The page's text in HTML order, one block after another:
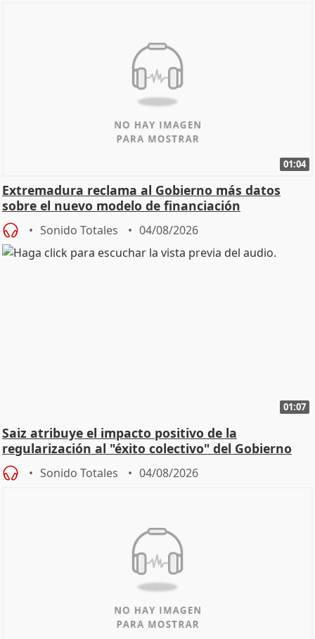
01:04
Extremadura reclama al Gobierno más datos
sobre el nuevo modelo de financiación
Sonido Totales 04/08/2026
01:07
Saiz atribuye el impacto positivo de la
regularización al "éxito colectivo" del Gobierno
Sonido Totales 04/08/2026